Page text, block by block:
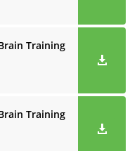
Training
Training